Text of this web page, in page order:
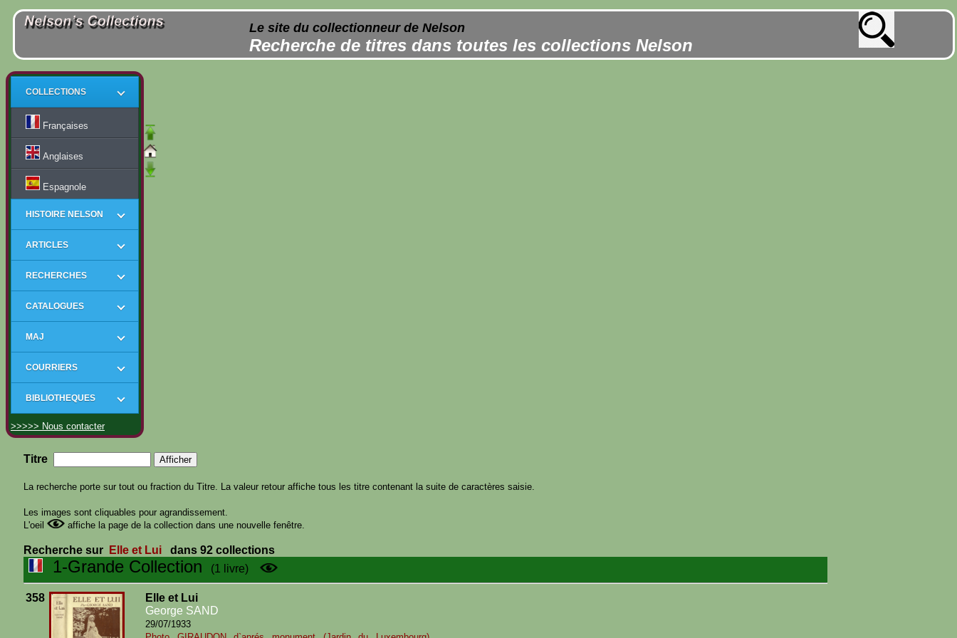
Le site du collectionneur de Nelson
Recherche de titres dans toutes les collections Nelson
COLLECTIONS
Françaises
Anglaises
Espagnole
HISTOIRE NELSON
ARTICLES
RECHERCHES
CATALOGUES
MAJ
COURRIERS
BIBLIOTHEQUES
>>>>> Nous contacter
Titre
La recherche porte sur tout ou fraction du Titre. La valeur retour affiche tous les titre contenant la suite de caractères saisie.
Les images sont cliquables pour agrandissement.
L'oeil
affiche la page de la collection dans une nouvelle fenêtre.
Recherche sur Elle et Lui dans 92 collections
1-Grande Collection (1 livre)
358
Elle et Lui
George SAND
29/07/1933